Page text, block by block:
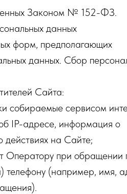
Законом № 152-ФЗ.
данных
форм, предполагающих
данных. Сбор
Сайта:
собираемые сервисом
IP-адресе, информация о
действиях на Сайте;
Оператору при обращении
телефону (например, имя,